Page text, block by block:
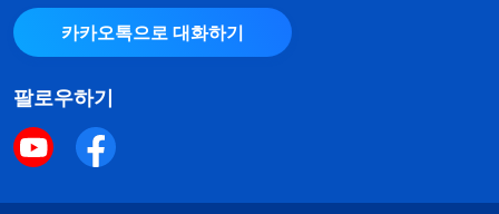
카카오톡으로 대화하기
팔로우하기